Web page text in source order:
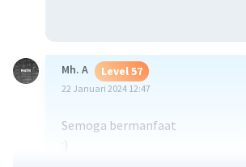
Mh. A Level 57
22 Januari 2024 12:47
Semoga bermanfaat
:)